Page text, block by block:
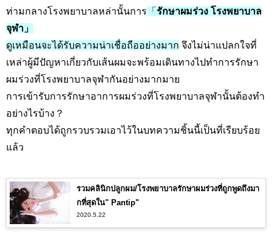
ท่ามกลางโรงพยาบาลหล่านั้นการ 「 รักษาผมร่วง โรงพยาบาล
จุฬา」
ดูเหมือนจะได้รับความน่าเชื่อถืออย่างมาก จึงไม่น่าแปลกใจที่
เหล่าผู้มีปัญหาเกี่ยวกับเส้นผมจะพร้อมเดินทางไปทำการรักษา
ผมร่วงที่โรงพยาบาลจุฬากันอย่างมากมาย
การเข้ารับการรักษาอาการผมร่วงที่โรงพยาบาลจุฬานั้นต้องทำ
อย่างไรบ้าง？
ทุกคำตอบได้ถูกรวบรวมเอาไว้ในบทความชิ้นนี้เป็นที่เรียบร้อย
แล้ว
รวมคลินิกปลูกผม/โรงพยาบาลรักษาผมร่วงที่ถูกพูดถึงมา
กที่สุดใน" Pantip"
2020.5.22